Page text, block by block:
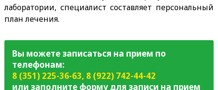
лаборатории, специалист составляет персональный
план лечения.
Вы можете записаться на прием по
телефонам:
8 (351) 225-36-63, 8 (922) 742-44-42
или заполните форму для записи на прием